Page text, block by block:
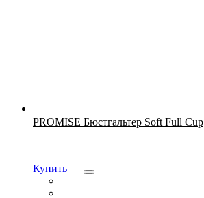
PROMISE Бюстгальтер Soft Full Cup
Купить